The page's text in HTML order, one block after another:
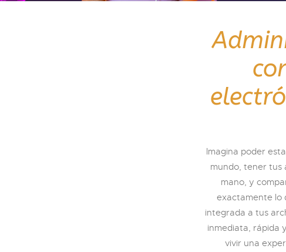
Imagina poder
mundo, tener tus
mano, y
exactamente lo
integrada a tus
inmediata, rápida
vivir una